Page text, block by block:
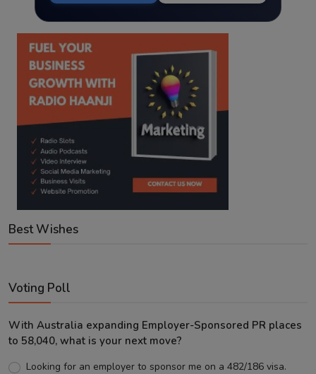
Best Wishes
Voting Poll
With Australia expanding Employer-Sponsored PR places
to 58,040, what is your next move?
Looking for an employer to sponsor me on a 482/186 visa.